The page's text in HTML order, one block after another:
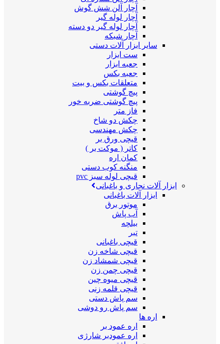
آچار آلن شش گوش
آچار لوله گیر
آچار لوله گیر دو دسته
آچار شبکه
سایر ابزار آلات دستی
ست ابزار
جعبه ابزار
جعبه بکس
متعلقات بکس و بیت
پیچ گوشتی
پیچ گوشتی ضربه خور
فاز متر
چکش دو شاخ
چکش مهندسی
قیچی ورق بر
کاتر ( موکت بر )
کمان اره
منگنه کوب دستی
قیچی لوله سبز pvc
ابزار آلات نجاری و باغبانی
ابزار آلات باغبانی
موتور برق
آب پاش
بیلچه
تبر
قیچی باغبانی
قیچی شاخه زن
قیچی شمشاد زن
قیچی چمن زن
قیچی میوه چین
قیچی قلمه زنی
سم پاش دستی
سم پاش رو دوشی
اره ها
اره عمود بر
اره عمودبر شارژی